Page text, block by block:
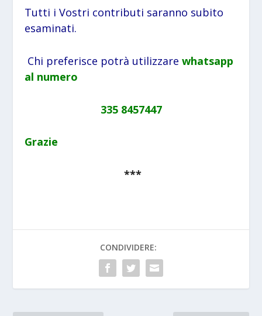
Tutti i Vostri contributi saranno subito
esaminati.
Chi preferisce potrà utilizzare whatsapp
al numero
335 8457447
Grazie
***
CONDIVIDERE: